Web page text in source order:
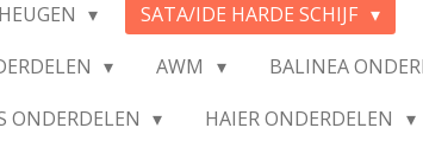
SATA/IDE HARDE SCHIJF
AWM BALINEA
ONDERDELEN
HAIER ONDERDELEN